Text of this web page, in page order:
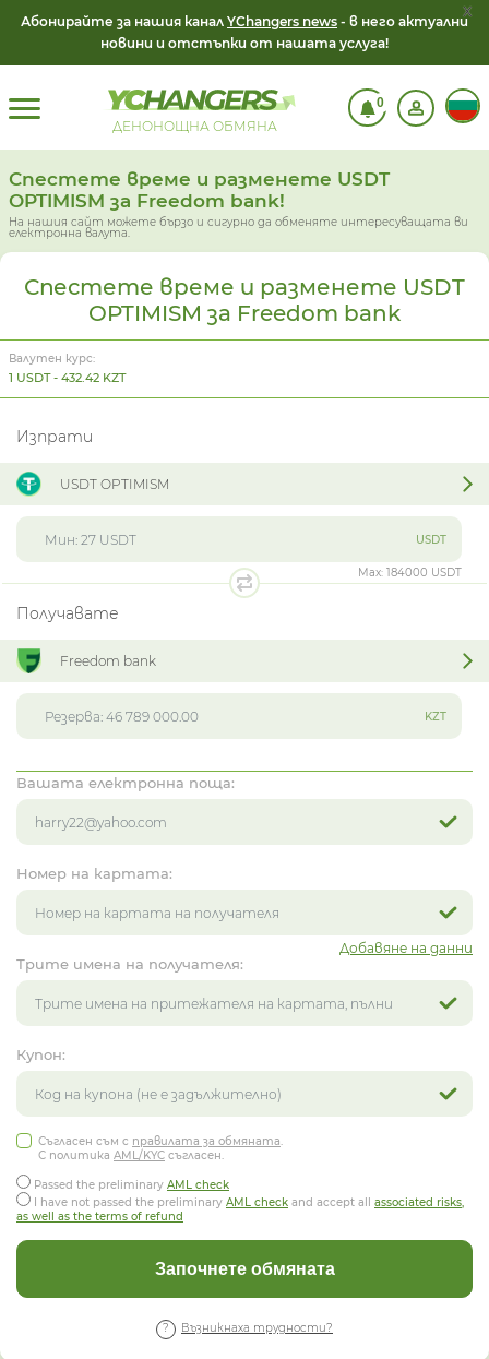
Абонирайте за нашия канал YChangers news - в него актуални
новини и отстъпки от нашата услуга!
x
ДЕНОНОЩНА ОБМЯНА
0
Спестете време и разменете USDT
OPTIMISM за Freedom bank!
На нашия сайт можете бързо и сигурно да обменяте интересуващата ви
електронна валута.
Спестете време и разменете USDT
OPTIMISM за Freedom bank
Валутен курс:
1 USDT - 432.42 KZT
Изпрати
USDT OPTIMISM
USDT
Max: 184000 USDT
Получавате
Freedom bank
KZT
Вашата електронна поща:
Номер на картата:
Добавяне на данни
Трите имена на получателя:
Купон:
Съгласен съм с правилата за обмяната.
С политика AML/KYC съгласен.
Passed the preliminary AML check
I have not passed the preliminary AML check and accept all associated risks,
as well as the terms of refund
Започнете обмяната
Възникнаха трудности?